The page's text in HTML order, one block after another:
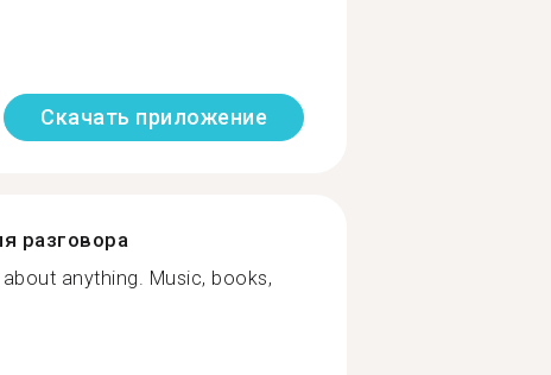
Скачать приложение
разговора
anything. Music, books,